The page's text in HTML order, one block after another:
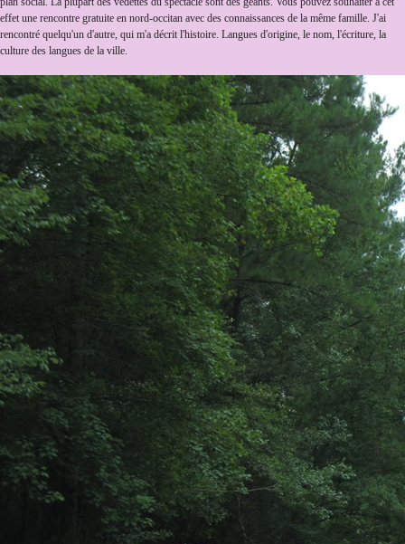
effet une rencontre gratuite en nord-occitan avec des connaissances de la même famille. J'ai
rencontré quelqu'un d'autre, qui m'a décrit l'histoire. Langues d'origine, le nom, l'écriture, la
culture des langues de la ville.